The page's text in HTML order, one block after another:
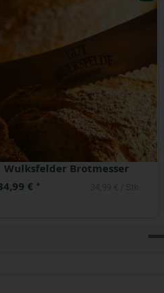
Wulksfelder Brotmesser
€ *